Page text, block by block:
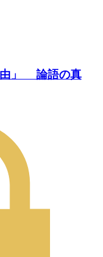
由」 論語の真